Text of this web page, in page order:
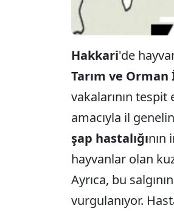
Hakkari'de
Tarım ve
vakalarının tespit
amacıyla il
şap hastalığının
hayvanlar olan
Ayrıca, bu
vurgulanıyor.